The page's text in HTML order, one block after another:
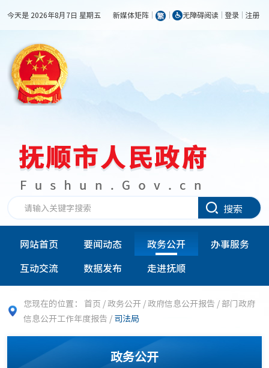
今天是 2026年8月7日 星期五 新媒体矩阵 无障碍阅读 登录 注册
搜索
网站首页 要闻动态 政务公开
办事服务
互动交流
数据发布 走进抚顺
您现在的位置： 首页 /政务公开 /政府信息公开报告 / 部门政府
信息公开工作年度报告 / 司法局
政务公开